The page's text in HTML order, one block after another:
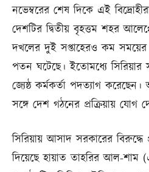
নভেম্বরের শেষ দিকে এই
দেশটির দ্বিতীয় বৃহত্তম শহর
দখলের দুই সপ্তাহেরও কম সময়ের
পতন ঘটেছে। ইতোমধ্যে সিরিয়ার
জ্যেষ্ঠ কর্মকর্তা পদত্যাগ
সঙ্গে দেশ গঠনের প্রক্রিয়ায় যোগ
সিরিয়ায় আসাদ সরকারের বিরুদ্ধে
দিয়েছে হায়াত তাহরির আল-শাম